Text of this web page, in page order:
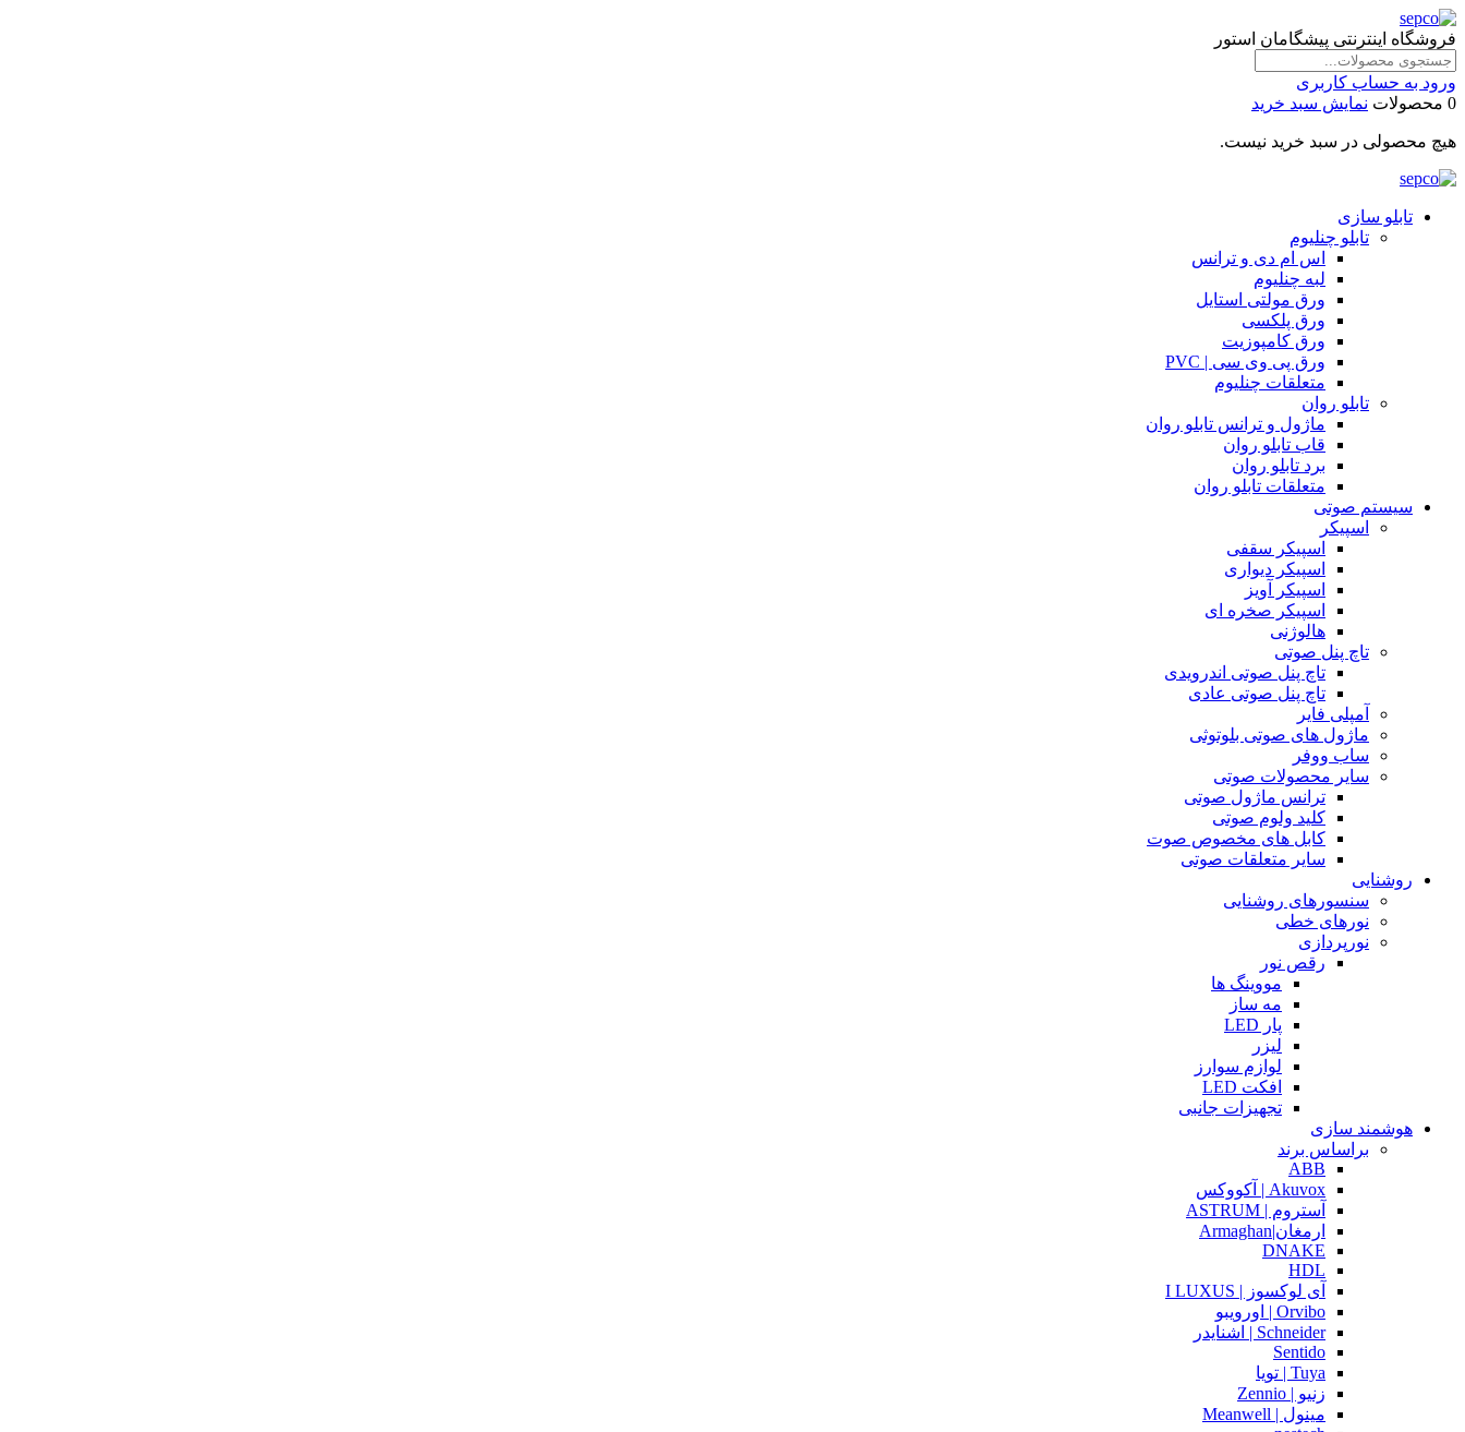
فروشگاه اینترنتی پیشگامان استور
ورود به حساب کاربری
0 محصولات
نمایش سبد خرید
هیچ محصولی در سبد خرید نیست.
تابلو سازی
تابلو چنلیوم
اس ام دی و ترانس
لبه چنلیوم
ورق مولتی استایل
ورق پلکسی
ورق کامپوزیت
ورق پی وی سی | PVC
متعلقات چنلیوم
تابلو روان
ماژول و ترانس تابلو روان
قاب تابلو روان
برد تابلو روان
متعلقات تابلو روان
سیستم صوتی
اسپیکر
اسپیکر سقفی
اسپیکر دیواری
اسپیکر آویز
اسپیکر صخره ای
هالوژنی
تاچ پنل صوتی
تاچ پنل صوتی اندرویدی
تاچ پنل صوتی عادی
آمپلی فایر
ماژول های صوتی بلوتوثی
ساب ووفر
سایر محصولات صوتی
ترانس ماژول صوتی
کلید ولوم صوتی
کابل های مخصوص صوت
سایر متعلقات صوتی
روشنایی
سنسورهای روشنایی
نورهای خطی
نورپردازی
رقص نور
مووینگ ها
مه ساز
پار LED
لیزر
لوازم سوارز
افکت LED
تجهیزات جانبی
هوشمند سازی
براساس برند
ABB
Akuvox | آکووکس
آستروم | ASTRUM
ارمغان|Armaghan
DNAKE
HDL
آی لوکسوز | I LUXUS
Orvibo | اورویبو
Schneider | اشنایدر
Sentido
Tuya | تویا
زنیو | Zennio
مینول | Meanwell